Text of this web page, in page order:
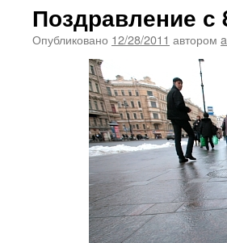
Поздравление
Опубликовано 12/28/2011 автором